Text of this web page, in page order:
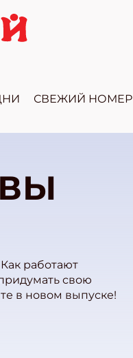
СВЕЖИЙ НОМЕР
работают
свою
в новом выпуске!